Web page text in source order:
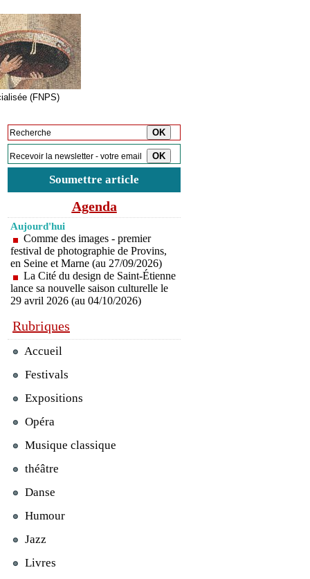
(FNPS)
Soumettre article
Agenda
Aujourd'hui
Comme des images - premier
festival de photographie de Provins,
en Seine et Marne (au 27/09/2026)
La Cité du design de Saint-Étienne
lance sa nouvelle saison culturelle le
29 avril 2026 (au 04/10/2026)
Rubriques
Accueil
Festivals
Expositions
Opéra
Musique classique
théâtre
Danse
Humour
Jazz
Livres